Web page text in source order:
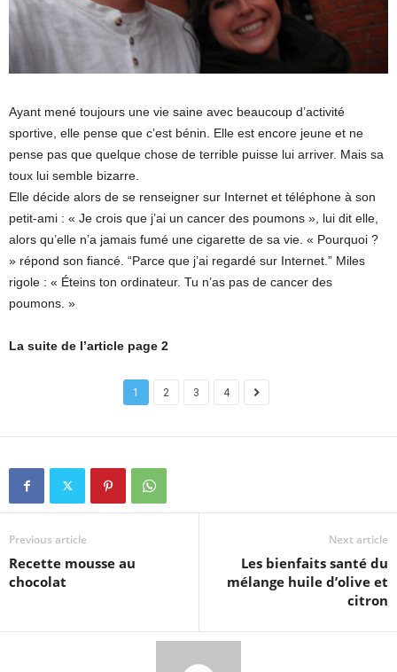
Ayant mené toujours une vie saine avec beaucoup d’activité
sportive, elle pense que c’est bénin. Elle est encore jeune et ne
pense pas que quelque chose de terrible puisse lui arriver. Mais sa
toux lui semble bizarre.
Elle décide alors de se renseigner sur Internet et téléphone à son
petit-ami : « Je crois que j’ai un cancer des poumons », lui dit elle,
alors qu’elle n’a jamais fumé une cigarette de sa vie. « Pourquoi ?
» répond son fiancé. “Parce que j’ai regardé sur Internet.” Miles
rigole : « Éteins ton ordinateur. Tu n’as pas de cancer des
poumons. »
La suite de l’article page 2
1 2 3 4
Previous article
Recette mousse au
chocolat
Next article
Les bienfaits santé du
mélange huile d’olive et
citron